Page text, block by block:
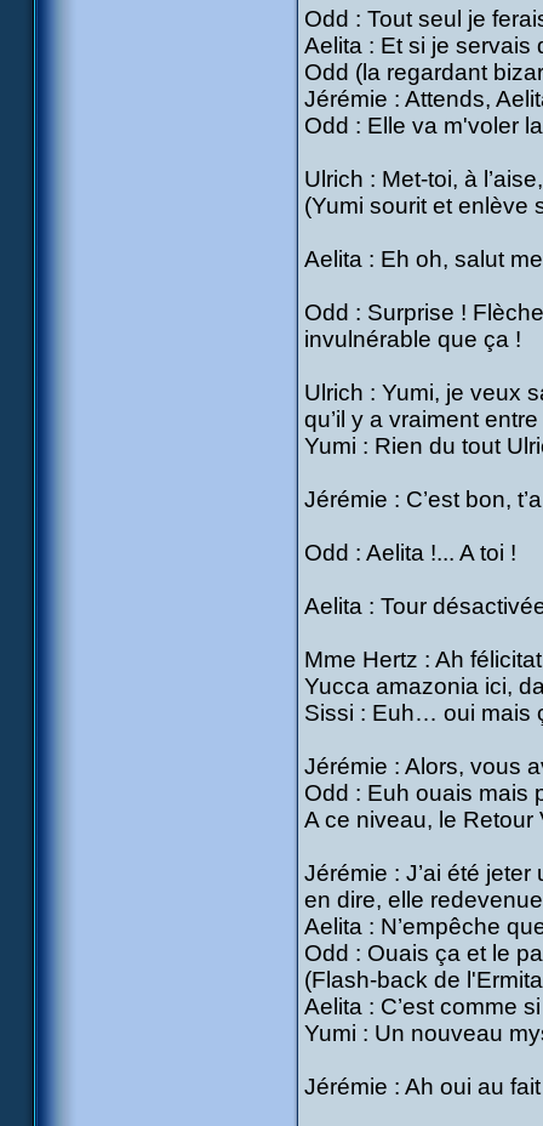
Odd : Tout seul je
Aelita : Et si je servais
Odd (la regardant
Jérémie : Attends,
Odd : Elle va m'voler
Ulrich : Met-toi, à
(Yumi sourit et enlève
Aelita : Eh oh, salut
Odd : Surprise !
invulnérable que ça !
Ulrich : Yumi, je veux
qu’il y a vraiment
Yumi : Rien du tout
Jérémie : C’est bon,
Odd : Aelita !... A toi !
Aelita : Tour
Mme Hertz : Ah
Yucca amazonia ici,
Sissi : Euh… oui mais
Jérémie : Alors, vous
Odd : Euh ouais mais
A ce niveau, le Retour
Jérémie : J’ai été
en dire, elle
Aelita : N’empêche
Odd : Ouais ça et le
(Flash-back de
Aelita : C’est comme
Yumi : Un nouveau
Jérémie : Ah oui au